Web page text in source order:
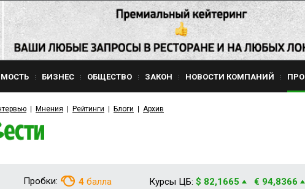
БИЗНЕС ОБЩЕСТВО ЗАКОН НОВОСТИ КОМПАНИЙ
Мнения Рейтинги Блоги Архив
Пробки: 4 балла Курсы ЦБ: $ 82,1665 € 94,8366